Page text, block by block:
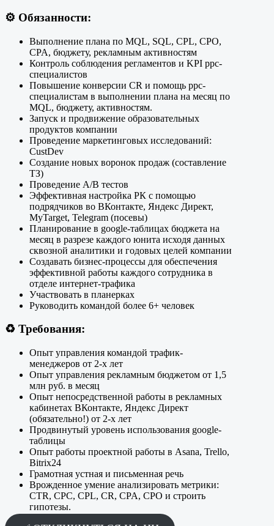
⚙️ Обязанности:
Выполнение плана по MQL, SQL, CPL, CPO,
CPA, бюджету, рекламным активностям
Контроль соблюдения регламентов и KPI ppc-
специалистов
Повышение конверсии CR и помощь ppc-
специалистам в выполнении плана на месяц по
MQL, бюджету, активностям.
Запуск и продвижение образовательных
продуктов компании
Проведение маркетинговых исследований:
CustDev
Создание новых воронок продаж (составление
ТЗ)
Проведение A/B тестов
Эффективная настройка РК с помощью
подрядчиков во ВКонтакте, Яндекс Директ,
MyTarget, Telegram (посевы)
Планирование в google-таблицах бюджета на
месяц в разрезе каждого юнита исходя данных
сквозной аналитики и годовых целей компании
Создавать бизнес-процессы для обеспечения
эффективной работы каждого сотрудника в
отделе интернет-трафика
Участвовать в планерках
Руководить командой более 6+ человек
♻️ Требования:
Опыт управления командой трафик-
менеджеров от 2-х лет
Опыт управления рекламным бюджетом от 1,5
млн руб. в месяц
Опыт непосредственной работы в рекламных
кабинетах ВКонтакте, Яндекс Директ
(обязательно!) от 2-х лет
Продвинутый уровень использования google-
таблицы
Опыт работы проектной работы в Asana, Trello,
Bitrix24
Грамотная устная и письменная речь
Врожденное умение анализировать метрики:
CTR, CPC, CPL, CR, CPA, CPO и строить
гипотезы.